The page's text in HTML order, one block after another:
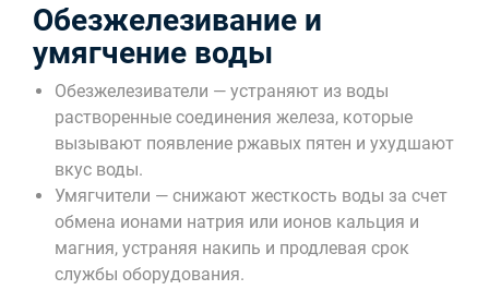
Обезжелезивание и
умягчение воды
Обезжелезиватели — устраняют из воды
растворенные соединения железа, которые
вызывают появление ржавых пятен и ухудшают
вкус воды.
Умягчители — снижают жесткость воды за счет
обмена ионами натрия или ионов кальция и
магния, устраняя накипь и продлевая срок
службы оборудования.